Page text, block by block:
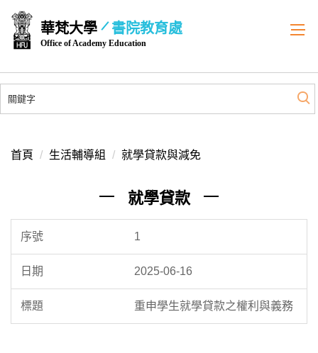
跳
到
主
容
區
華梵大學 書院教育處
Office of Academy Education
首頁 生活輔導組 就學貸款與減免
就學貸款
1
2025-06-16
重申學生就學貸款之權利與義務